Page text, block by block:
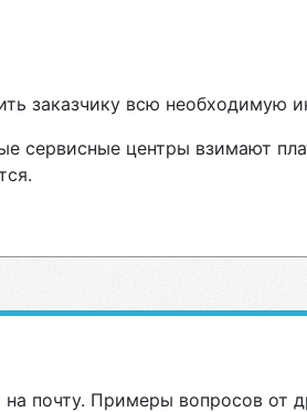
заказчику всю
сервисные центры взимают
почту. Примеры вопросов от